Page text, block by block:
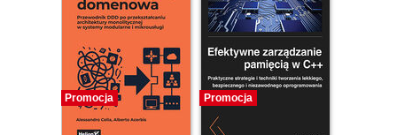
Promocja Promocja